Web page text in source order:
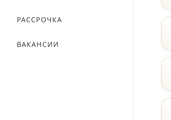
РАССРОЧКА
ВАКАНСИИ